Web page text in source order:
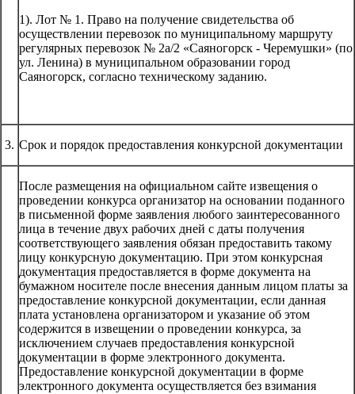
1). Лот № 1. Право на получение свидетельства об
осуществлении перевозок по муниципальному маршруту
регулярных перевозок № 2а/2 «Саяногорск - Черемушки» (по
ул. Ленина) в муниципальном образовании город
Саяногорск, согласно техническому заданию.
3. Срок и порядок предоставления конкурсной документации
После размещения на официальном сайте извещения о
проведении конкурса организатор на основании поданного
в письменной форме заявления любого заинтересованного
лица в течение двух рабочих дней с даты получения
соответствующего заявления обязан предоставить такому
лицу конкурсную документацию. При этом конкурсная
документация предоставляется в форме документа на
бумажном носителе после внесения данным лицом платы за
предоставление конкурсной документации, если данная
плата установлена организатором и указание об этом
содержится в извещении о проведении конкурса, за
исключением случаев предоставления конкурсной
документации в форме электронного документа.
Предоставление конкурсной документации в форме
электронного документа осуществляется без взимания